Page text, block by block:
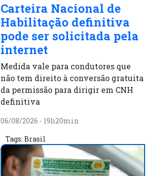
Carteira Nacional de
Habilitação definitiva
pode ser solicitada pela
internet
Medida vale para condutores que
não tem direito à conversão gratuita
da permissão para dirigir em CNH
definitiva
06/08/2026 - 19h20min
Tags: Brasil